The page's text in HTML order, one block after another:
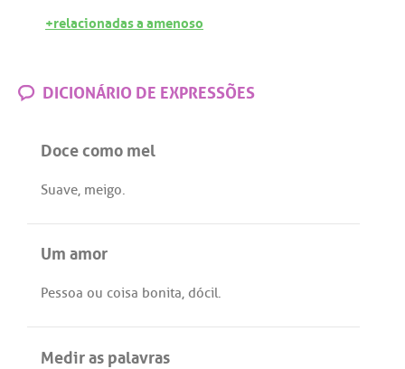
+relacionadas a amenoso
DICIONÁRIO DE EXPRESSÕES
Doce como mel
Suave, meigo.
Um amor
Pessoa ou coisa bonita, dócil.
Medir as palavras